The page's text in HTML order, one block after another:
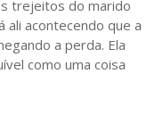
trejeitos do marido
ali acontecendo que a
a perda. Ela
como uma coisa